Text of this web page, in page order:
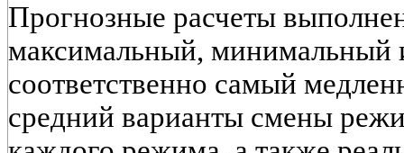
Прогнозные расчеты
максимальный, минимальный
соответственно самый
средний варианты смены